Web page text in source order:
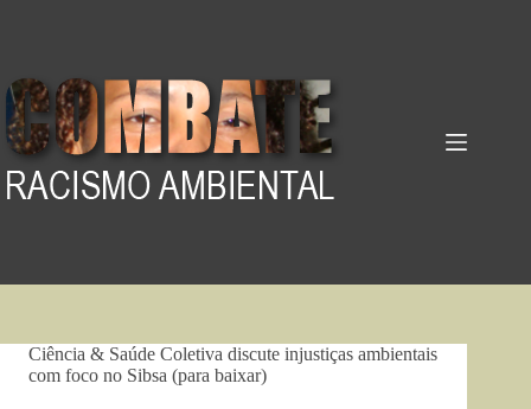
Ciência & Saúde Coletiva discute injustiças ambientais
com foco no Sibsa (para baixar)